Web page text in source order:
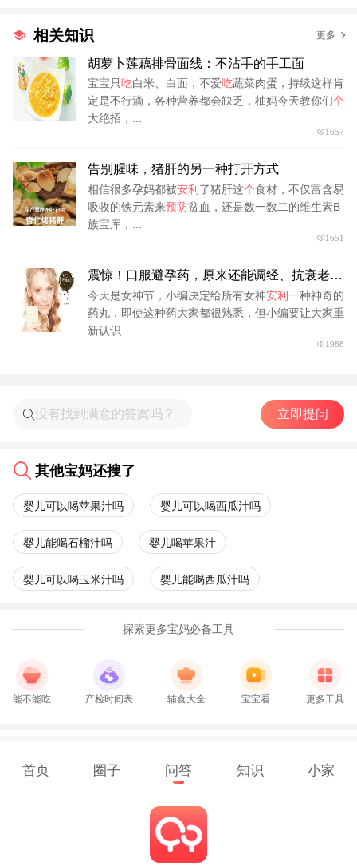
相关知识 更多
胡萝卜莲藕排骨面线：不沾手的手工面
宝宝只吃白米、白面，不爱吃蔬菜肉蛋，持续这样肯
定是不行滴，各种营养都会缺乏，柚妈今天教你们个
大绝招，...
1657
告别腥味，猪肝的另一种打开方式
相信很多孕妈都被安利 了猪肝这个食材，不仅富含易
吸收的铁元素来预防贫血，还是数一数二的维生素B
族宝库，...
1651
震惊！口服避孕药，原来还能调经、抗衰老、
防癌？
今天是女神节，小编决定给所有女神安利 一种神奇的
药丸，即使这种药大家都很熟悉，但小编要让大家重
新认识...
1988
立即提问
其他宝妈还搜了
婴儿可以喝苹果汁吗 婴儿可以喝西瓜汁吗
婴儿能喝石榴汁吗 婴儿喝苹果汁
婴儿可以喝玉米汁吗 婴儿能喝西瓜汁吗
探索更多宝妈必备工具
能不能吃 产检时间表 辅食大全 宝宝看 更多工具
首页 圈子 问答 知识 小家